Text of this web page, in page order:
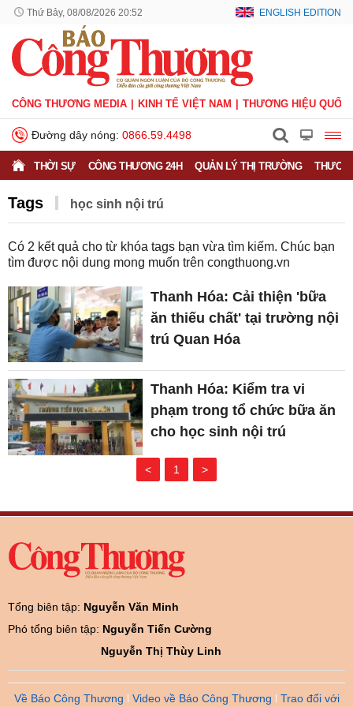
Thứ Bảy, 08/08/2026 20:52 ENGLISH EDITION
CÔNG THƯƠNG MEDIA KINH TẾ VIỆT NAM THƯƠNG HIỆU QUỐC
Đường dây nóng: 0866.59.4498
THỜI SỰ CÔNG THƯƠNG 24H QUẢN LÝ THỊ TRƯỜNG
Tags học sinh nội trú
Có 2 kết quả cho từ khóa tags bạn vừa tìm kiếm. Chúc bạn
tìm được nội dung mong muốn trên congthuong.vn
Thanh Hóa: Cải thiện 'bữa
ăn thiếu chất' tại trường nội
trú Quan Hóa
Thanh Hóa: Kiểm tra vi
phạm trong tổ chức bữa ăn
cho học sinh nội trú
< 1 >
Tổng biên tập: Nguyễn Văn Minh
Phó tổng biên tập: Nguyễn Tiến Cường
Nguyễn Thị Thùy Linh
Về Báo Công Thương Video về Báo Công Thương
Trao đổi với